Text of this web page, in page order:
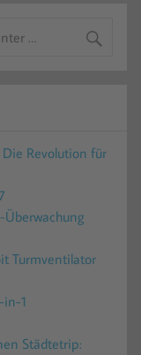
Die Revolution für
Überwachung
Turmventilator
1
Städtetrip: